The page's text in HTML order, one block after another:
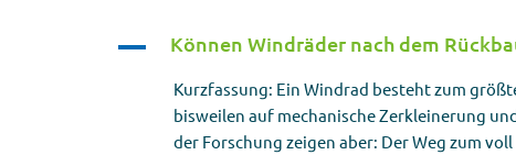
A Können Windräder nach dem
Kurzfassung: Ein Windrad besteht zum
bisweilen auf mechanische Zerkleinerung
der Forschung zeigen aber: Der Weg zum